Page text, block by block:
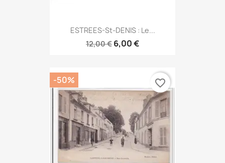
ESTREES-St-DENIS : Le...
12,00 € 6,00 €
-50% favorite_border